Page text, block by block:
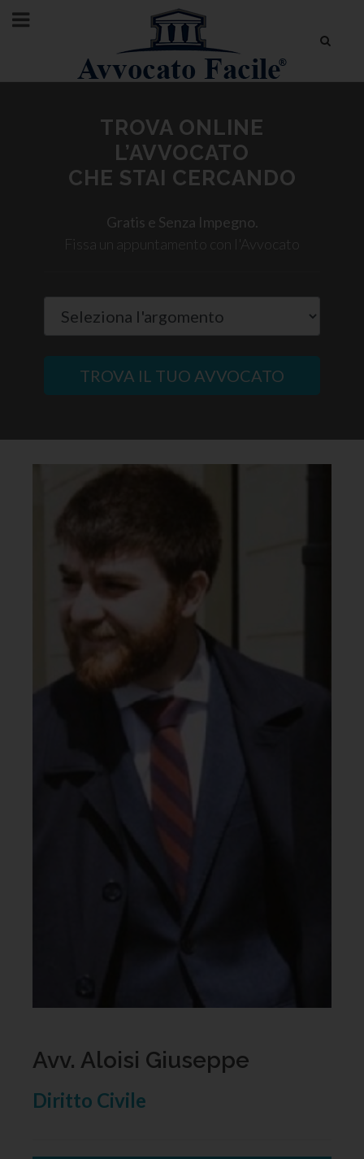
TROVA ONLINE
L’AVVOCATO
CHE STAI CERCANDO
Gratis e Senza Impegno.
Fissa un appuntamento con l'Avvocato
TROVA IL TUO AVVOCATO
Avv. Aloisi Giuseppe
Diritto Civile